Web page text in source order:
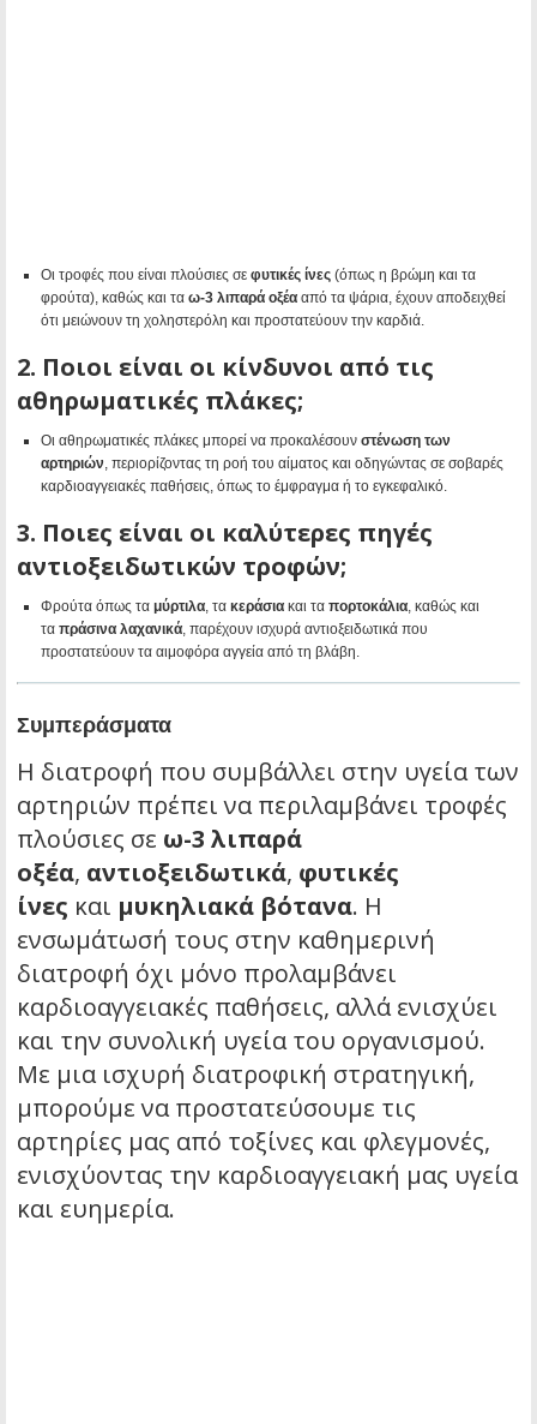
Οι τροφές που είναι πλούσιες σε φυτικές ίνες (όπως η βρώμη και τα
φρούτα), καθώς και τα ω-3 λιπαρά οξέα από τα ψάρια, έχουν αποδειχθεί
ότι μειώνουν τη χοληστερόλη και προστατεύουν την καρδιά.
2. Ποιοι είναι οι κίνδυνοι από τις
αθηρωματικές πλάκες;
Οι αθηρωματικές πλάκες μπορεί να προκαλέσουν στένωση των
αρτηριών , περιορίζοντας τη ροή του αίματος και οδηγώντας σε σοβαρές
καρδιοαγγειακές παθήσεις, όπως το έμφραγμα ή το εγκεφαλικό.
3. Ποιες είναι οι καλύτερες πηγές
αντιοξειδωτικών τροφών;
Φρούτα όπως τα μύρτιλα , τα κεράσια και τα πορτοκάλια , καθώς και
τα πράσινα λαχανικά , παρέχουν ισχυρά αντιοξειδωτικά που
προστατεύουν τα αιμοφόρα αγγεία από τη βλάβη.
Συμπεράσματα
Η διατροφή που συμβάλλει στην υγεία των
αρτηριών πρέπει να περιλαμβάνει τροφές
πλούσιες σε ω-3 λιπαρά
οξέα, αντιοξειδωτικά, φυτικές
ίνες και μυκηλιακά βότανα. Η
ενσωμάτωσή τους στην καθημερινή
διατροφή όχι μόνο προλαμβάνει
καρδιοαγγειακές παθήσεις, αλλά ενισχύει
και την συνολική υγεία του οργανισμού.
Με μια ισχυρή διατροφική στρατηγική,
μπορούμε να προστατεύσουμε τις
αρτηρίες μας από τοξίνες και φλεγμονές,
ενισχύοντας την καρδιοαγγειακή μας υγεία
και ευημερία.